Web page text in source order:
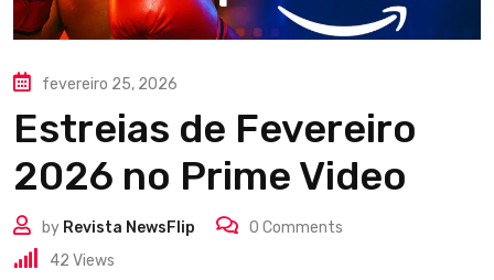
fevereiro 25, 2026
Estreias de Fevereiro
2026 no Prime Video
by Revista NewsFlip 0 Comments
42 Views